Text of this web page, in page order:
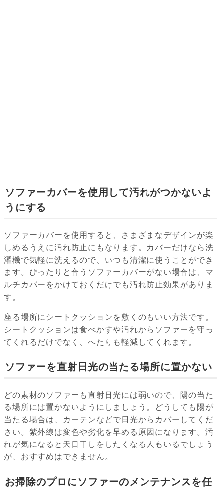
ソファーカバーを使用して汚れがつかないよ
うにする
ソファーカバーを使用すると、さまざまなデザインが楽
しめるうえに汚れ防止にもなります。カバーだけなら洗
濯機で気軽に洗えるので、いつも清潔に使うことができ
ます。ぴったりと合うソファーカバーがない場合は、マ
ルチカバーをかけておくだけでも汚れ防止効果がありま
す。
座る場所にシートクッションを敷くのもいい方法です。
シートクッションは食べかすや汚れからソファーを守っ
てくれるだけでなく、へたりも軽減してくれます。
ソファーを直射日光の当たる場所に置かない
どの素材のソファーも直射日光には弱いので、陽の当た
る場所には置かないようにしましょう。どうしても陽が
当たる場合は、カーテンなどで日光からカバーしてくだ
さい。紫外線は変色や劣化を早める原因になります。汚
れが気になると天日干しをしたくなる人もいるでしょう
が、おすすめはできません。
お掃除のプロにソファーのメンテナンスを任